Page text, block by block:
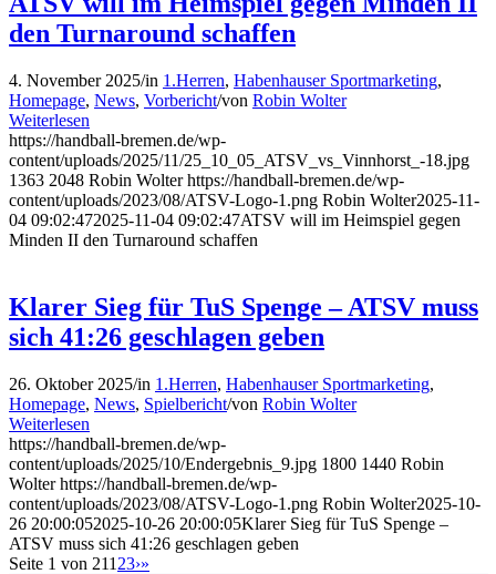
den Turnaround schaffen
4. November 2025/in 1.Herren, Habenhauser Sportmarketing,
Homepage, News, Vorbericht/von Robin Wolter
Weiterlesen
https://handball-bremen.de/wp-
content/uploads/2025/11/25_10_05_ATSV_vs_Vinnhorst_-18.jpg
1363 2048 Robin Wolter https://handball-bremen.de/wp-
content/uploads/2023/08/ATSV-Logo-1.png Robin Wolter2025-11-
04 09:02:472025-11-04 09:02:47ATSV will im Heimspiel gegen
Minden II den Turnaround schaffen
Klarer Sieg für TuS Spenge – ATSV muss
sich 41:26 geschlagen geben
26. Oktober 2025/in 1.Herren, Habenhauser Sportmarketing,
Homepage, News, Spielbericht/von Robin Wolter
Weiterlesen
https://handball-bremen.de/wp-
content/uploads/2025/10/Endergebnis_9.jpg 1800 1440 Robin
Wolter https://handball-bremen.de/wp-
content/uploads/2023/08/ATSV-Logo-1.png Robin Wolter2025-10-
26 20:00:052025-10-26 20:00:05Klarer Sieg für TuS Spenge –
ATSV muss sich 41:26 geschlagen geben
Seite 1 von 211 23›»